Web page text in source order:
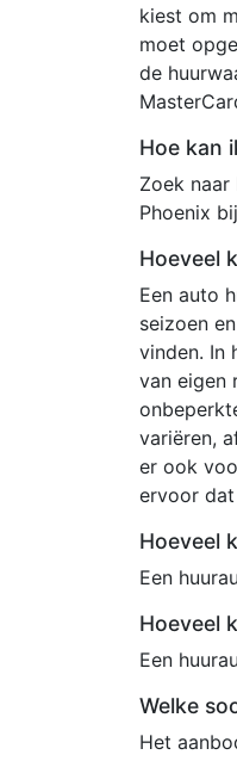
kiest om
moet
de
Hoe kan
Zoek
Phoenix
Hoeveel
Een auto
seizoen
vinden. In
van eigen
variëren,
er ook
ervoor
Hoeveel
Een
Hoeveel
Een
Welke
Het